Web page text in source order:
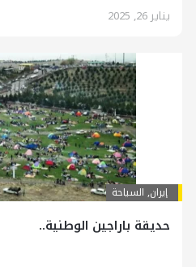
يناير 26, 2025
إيران, السياحة
حديقة باراجين الوطنية..